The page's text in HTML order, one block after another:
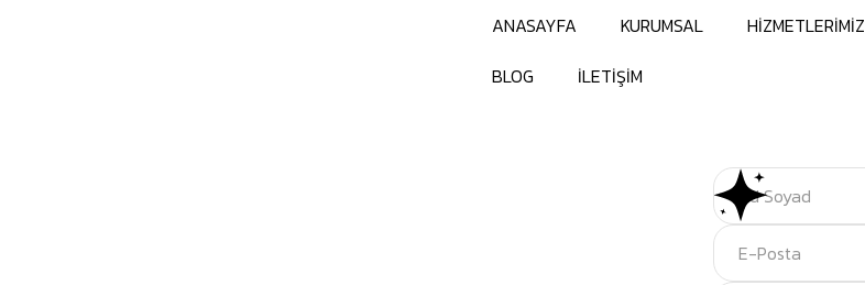
ANASAYFA KURUMSAL
HİZMETLERİMİZ
BLOG
İLETİŞİM